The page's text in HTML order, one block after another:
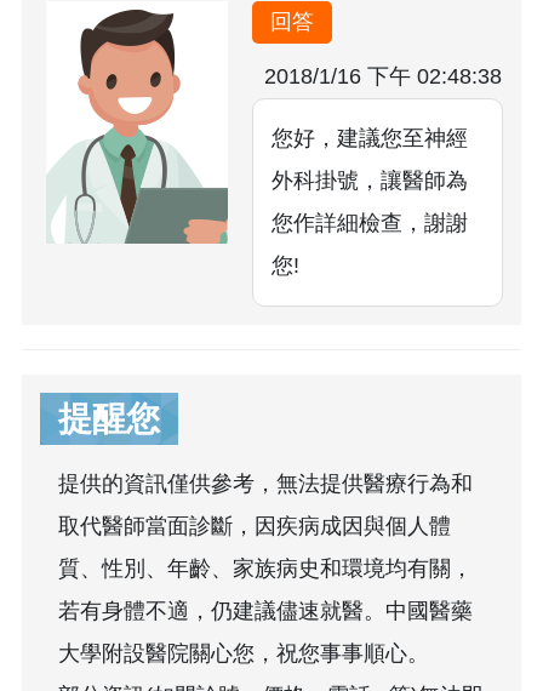
回答
2018/1/16 下午 02:48:38
您好，建議您至神經
外科掛號，讓醫師為
您作詳細檢查，謝謝
您!
提醒您
提供的資訊僅供參考，無法提供醫療行為和
取代醫師當面診斷，因疾病成因與個人體
質、性別、年齡、家族病史和環境均有關，
若有身體不適，仍建議儘速就醫。中國醫藥
大學附設醫院關心您，祝您事事順心。